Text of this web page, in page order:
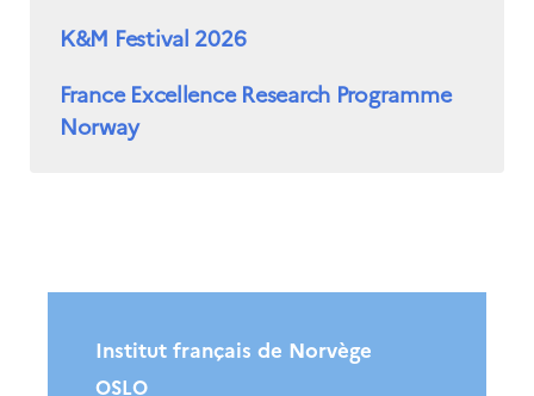
K&M Festival 2026
France Excellence Research Programme
Norway
Institut français de Norvège
OSLO